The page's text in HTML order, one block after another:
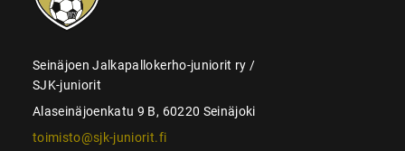
Seinäjoen Jalkapallokerho-juniorit ry /
SJK-juniorit
Alaseinäjoenkatu 9 B, 60220 Seinäjoki
toimisto@sjk-juniorit.fi